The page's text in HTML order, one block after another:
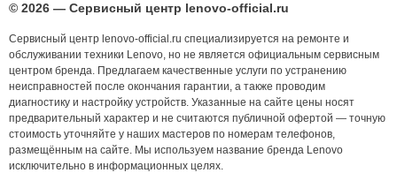
© 2026 — Сервисный центр lenovo-official.ru
Сервисный центр lenovo-official.ru специализируется на ремонте и
обслуживании техники Lenovo, но не является официальным сервисным
центром бренда. Предлагаем качественные услуги по устранению
неисправностей после окончания гарантии, а также проводим
диагностику и настройку устройств. Указанные на сайте цены носят
предварительный характер и не считаются публичной офертой — точную
стоимость уточняйте у наших мастеров по номерам телефонов,
размещённым на сайте. Мы используем название бренда Lenovo
исключительно в информационных целях.